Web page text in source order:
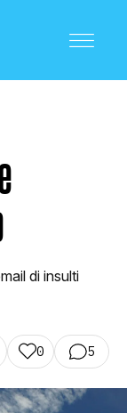
di insulti
0 5